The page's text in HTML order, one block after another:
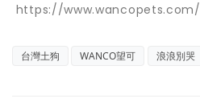
https://www.wancopets.com/
台灣土狗 WANCO望可 浪浪別哭